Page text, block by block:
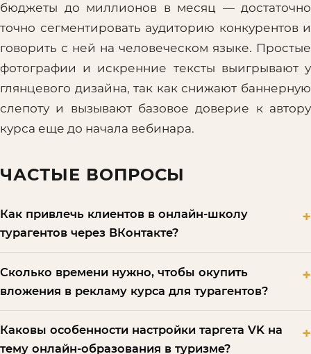
бюджеты до миллионов в месяц — достаточно
точно сегментировать аудиторию конкурентов и
говорить с ней на человеческом языке. Простые
фотографии и искренние тексты выигрывают у
глянцевого дизайна, так как снижают баннерную
слепоту и вызывают базовое доверие к автору
курса еще до начала вебинара.
ЧАСТЫЕ ВОПРОСЫ
Как привлечь клиентов в онлайн-школу
турагентов через ВКонтакте?
Сколько времени нужно, чтобы окупить
вложения в рекламу курса для турагентов?
Каковы особенности настройки таргета VK на
тему онлайн-образования в туризме?